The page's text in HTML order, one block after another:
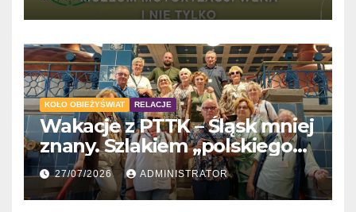
KOŁO OBIEŻYŚWIAT RELACJE
Wakacje z PTTK – Śląsk mniej
znany. Szlakiem „polskiego
Gaudiego” do Tychów
27/07/2026 ADMINISTRATOR